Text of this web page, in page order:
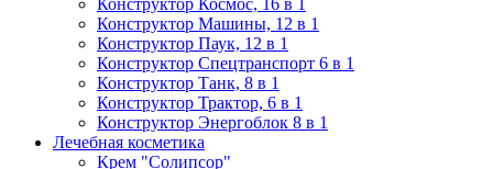
Конструктор Космос, 16 в 1
Конструктор Машины, 12 в 1
Конструктор Паук, 12 в 1
Конструктор Спецтранспорт 6 в 1
Конструктор Танк, 8 в 1
Конструктор Трактор, 6 в 1
Конструктор Энергоблок 8 в 1
Лечебная косметика
Крем "Солипсор"